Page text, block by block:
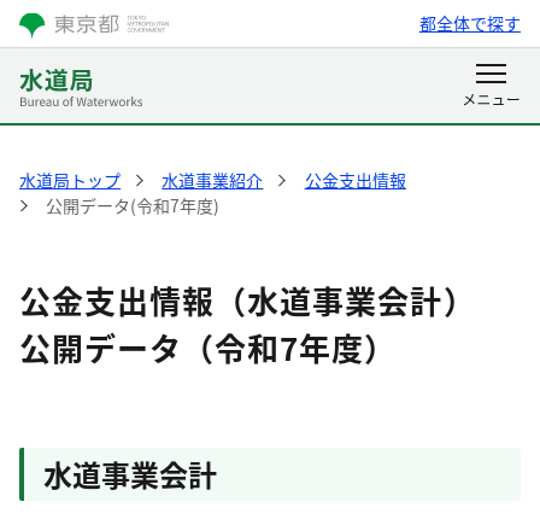
都全体で探す
水道局トップ 水道事業紹介
公金支出情報
公開データ(令和7年度)
公金支出情報（水道事業会計）
公開データ（令和7年度）
水道事業会計